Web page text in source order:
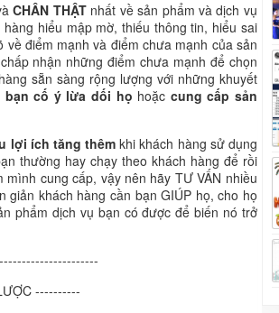
CHÂN THẬTnhất về sản phẩm và dịch vụ
hiểu mập mờ, thiếu thông tin, hiểu sai
điểm mạnh và điểm chưa mạnh của sản
nhận những điểm chưa mạnh để chọn
sẵn sàng rộng lượng với những khuyết
bạn cố ý lừa dối họ hoặc cung cấp sản
lợi ích tăng thêmkhi khách hàng sử dụng
thường hay chạy theo khách hàng để rồi
cung cấp, vậy nên hãy TƯ VẤN nhiều
khách hàng cần bạn GIÚP họ, cho họ
phẩm dịch vụ bạn có được để biến nó trở
----------